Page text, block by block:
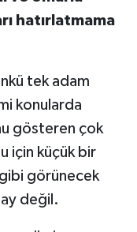
hatırlatmama
tek adam
konularda
gösteren çok
için küçük bir
görünecek
değil.